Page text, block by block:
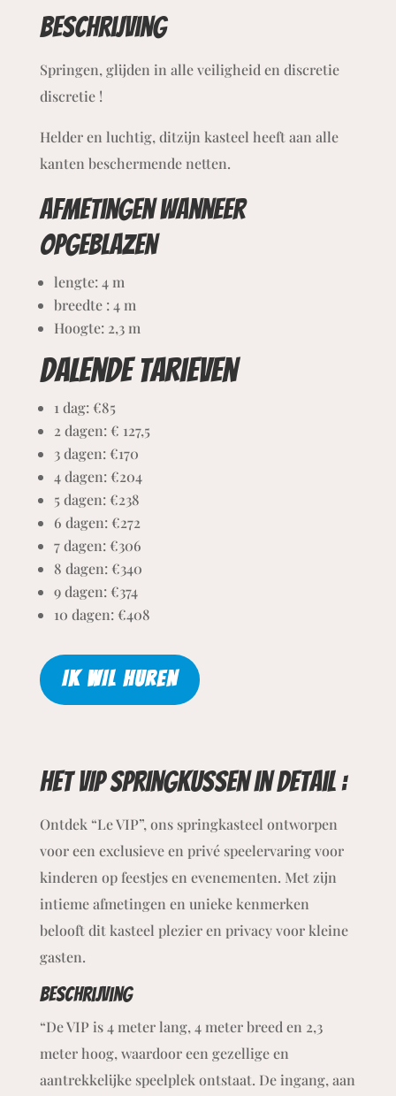
Beschrijving
Springen, glijden in alle veiligheid en discretie
discretie !
Helder en luchtig, ditzijn kasteel heeft aan alle
kanten beschermende netten.
Afmetingen wanneer
opgeblazen
lengte: 4 m
breedte : 4m
Hoogte: 2,3 m
Dalende tarieven
1 dag: €85
2 dagen: € 127,5
3 dagen: €170
4 dagen: €204
5 dagen: €238
6 dagen: €272
7 dagen: €306
8 dagen: €340
9 dagen: €374
10 dagen: €408
IK WIL HUREN
Het VIP springkussenin detail :
Ontdek “Le VIP”, ons springkasteel ontworpen
voor een exclusieve en privé speelervaring voor
kinderen op feestjes en evenementen. Met zijn
intieme afmetingen en unieke kenmerken
belooft dit kasteel plezier en privacy voor kleine
gasten.
Beschrijving
“De VIP is 4 meter lang, 4 meter breed en 2,3
meter hoog, waardoor een gezellige en
aantrekkelijke speelplek ontstaat. De ingang, aan